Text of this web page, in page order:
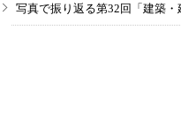
写真で振り返る第32回「建築・